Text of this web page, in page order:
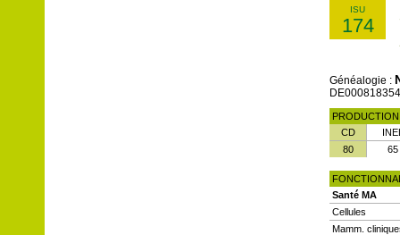
ISU
174
Généalogie :
CD
80
65
Santé MA
Cellules
Mamm.